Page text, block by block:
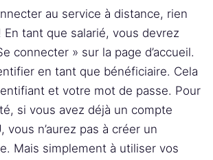
au service à distance, rien
En tant que salarié, vous devrez
connecter » sur la page d’accueil.
en tant que bénéficiaire. Cela
et votre mot de passe. Pour
si vous avez déjà un compte
vous n’aurez pas à créer un
Mais simplement à utiliser vos